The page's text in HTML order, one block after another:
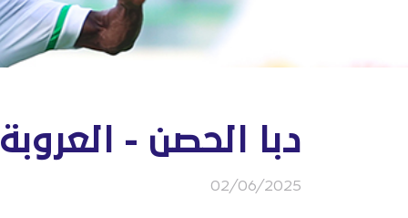
دبا الحصن - العروبة
02/06/2025